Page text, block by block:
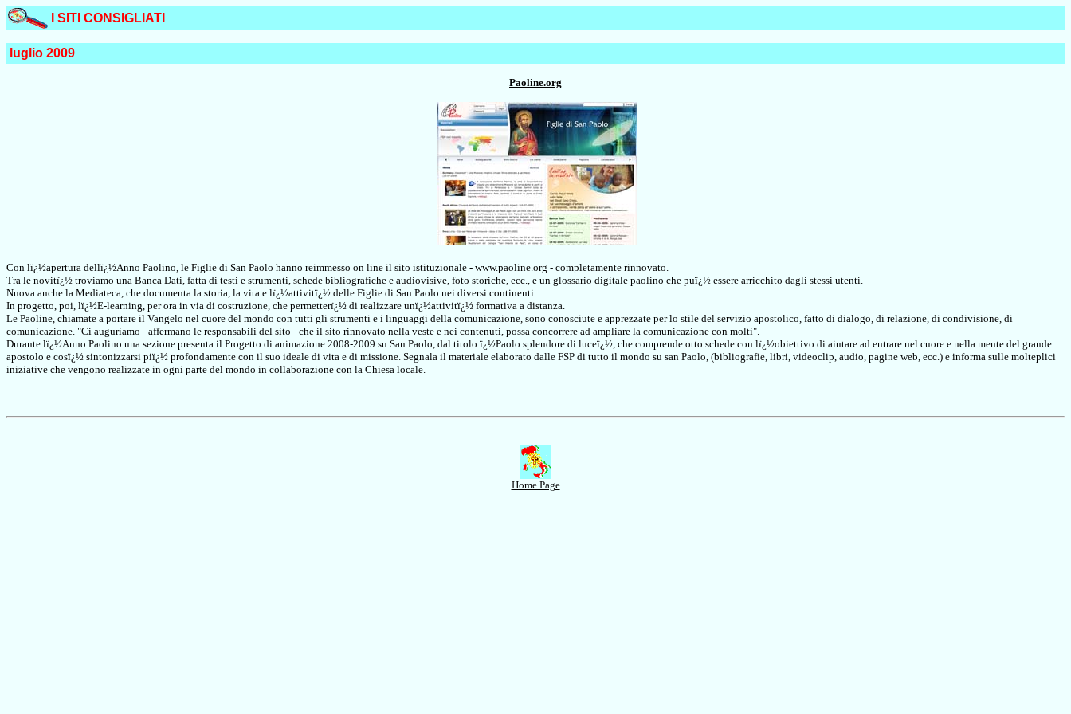
I SITI CONSIGLIATI
luglio 2009
Paoline.org
Con lï¿½apertura dellï¿½Anno Paolino, le Figlie di San Paolo hanno reimmesso on line il sito istituzionale - www.paoline.org - completamente rinnovato.
Tra le novitï¿½ troviamo una Banca Dati, fatta di testi e strumenti, schede bibliografiche e audiovisive, foto storiche, ecc., e un glossario digitale paolino che puï¿½ essere arricchito dagli stessi utenti.
Nuova anche la Mediateca, che documenta la storia, la vita e lï¿½attivitï¿½ delle Figlie di San Paolo nei diversi continenti.
In progetto, poi, lï¿½E-learning, per ora in via di costruzione, che permetterï¿½ di realizzare unï¿½attivitï¿½ formativa a distanza.
Le Paoline, chiamate a portare il Vangelo nel cuore del mondo con tutti gli strumenti e i linguaggi della comunicazione, sono conosciute e apprezzate per lo stile del servizio apostolico, fatto di dialogo, di relazione, di condivisione, di
comunicazione. "Ci auguriamo - affermano le responsabili del sito - che il sito rinnovato nella veste e nei contenuti, possa concorrere ad ampliare la comunicazione con molti".
Durante lï¿½Anno Paolino una sezione presenta il Progetto di animazione 2008-2009 su San Paolo, dal titolo ï¿½Paolo splendore di luceï¿½, che comprende otto schede con lï¿½obiettivo di aiutare ad entrare nel cuore e nella mente del grande
apostolo e cosï¿½ sintonizzarsi piï¿½ profondamente con il suo ideale di vita e di missione. Segnala il materiale elaborato dalle FSP di tutto il mondo su san Paolo, (bibliografie, libri, videoclip, audio, pagine web, ecc.) e informa sulle molteplici
iniziative che vengono realizzate in ogni parte del mondo in collaborazione con la Chiesa locale.
Home Page